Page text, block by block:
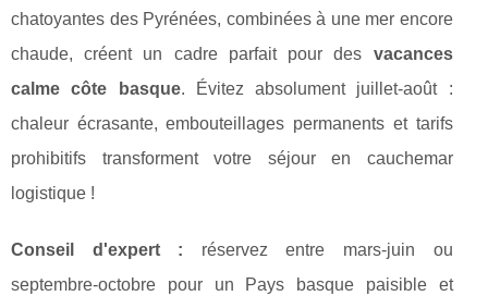
chatoyantes des Pyrénées, combinées à une mer encore
chaude, créent un cadre parfait pour des vacances
calme côte basque. Évitez absolument juillet-août :
chaleur écrasante, embouteillages permanents et tarifs
prohibitifs transforment votre séjour en cauchemar
logistique !
Conseil d'expert : réservez entre mars-juin ou
septembre-octobre pour un Pays basque paisible et